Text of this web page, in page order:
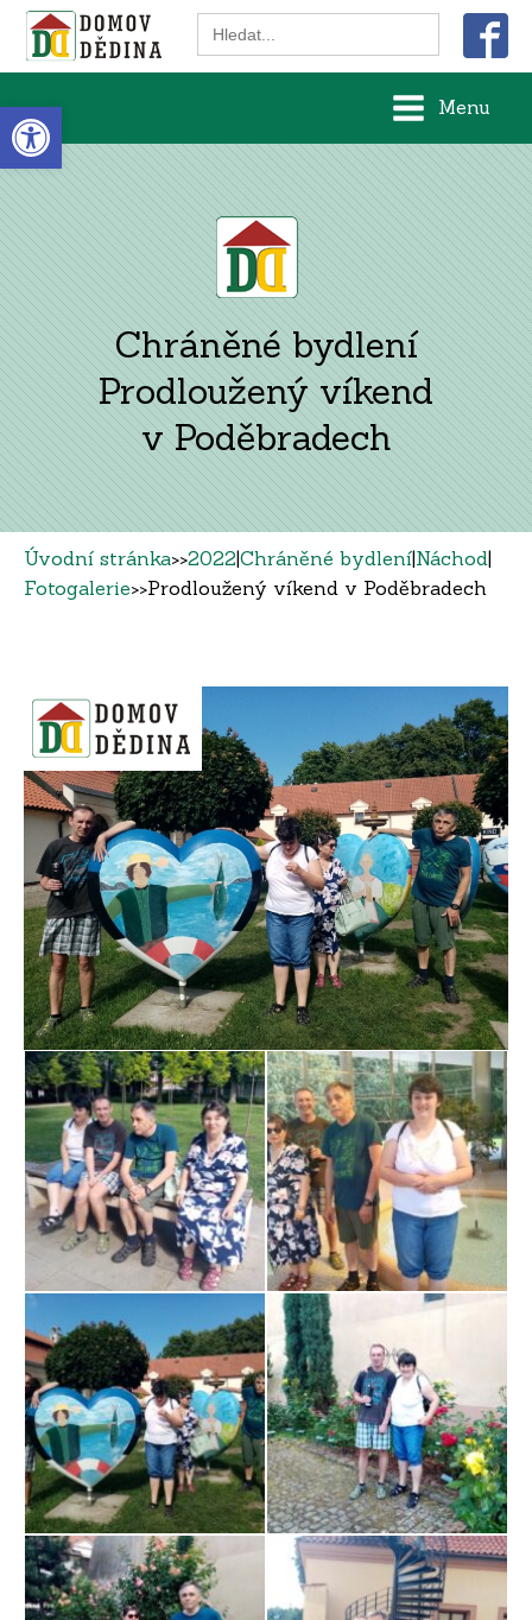
Open toolbar
Search
for:
Menu
Chráněné bydlení
Prodloužený víkend
v Poděbradech
Úvodní stránka>>2022|Chráněné bydlení|Náchod|
Fotogalerie>>Prodloužený víkend v Poděbradech